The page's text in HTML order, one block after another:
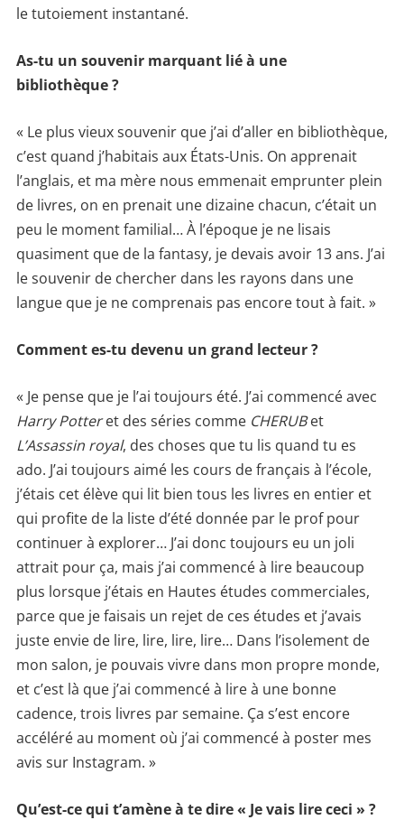
le tutoiement instantané.
As-tu un souvenir marquant lié à une
bibliothèque ?
« Le plus vieux souvenir que j’ai d’aller en bibliothèque,
c’est quand j’habitais aux États-Unis. On apprenait
l’anglais, et ma mère nous emmenait emprunter plein
de livres, on en prenait une dizaine chacun, c’était un
peu le moment familial… À l’époque je ne lisais
quasiment que de la fantasy, je devais avoir 13 ans. J’ai
le souvenir de chercher dans les rayons dans une
langue que je ne comprenais pas encore tout à fait. »
Comment es-tu devenu un grand lecteur ?
« Je pense que je l’ai toujours été. J’ai commencé avec
Harry Potteret des séries comme CHERUBet
L’Assassin royal, des choses que tu lis quand tu es
ado. J’ai toujours aimé les cours de français à l’école,
j’étais cet élève qui lit bien tous les livres en entier et
qui profite de la liste d’été donnée par le prof pour
continuer à explorer… J’ai donc toujours eu un joli
attrait pour ça, mais j’ai commencé à lire beaucoup
plus lorsque j’étais en Hautes études commerciales,
parce que je faisais un rejet de ces études et j’avais
juste envie de lire, lire, lire, lire… Dans l’isolement de
mon salon, je pouvais vivre dans mon propre monde,
et c’est là que j’ai commencé à lire à une bonne
cadence, trois livres par semaine. Ça s’est encore
accéléré au moment où j’ai commencé à poster mes
avis sur Instagram. »
Qu’est-ce qui t’amène à te dire « Je vais lire ceci » ?